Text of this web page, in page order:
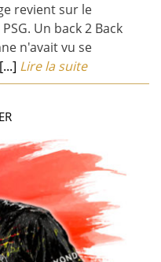
revient sur le
Un back 2 Back
n'avait vu se
[...] Lire la suite